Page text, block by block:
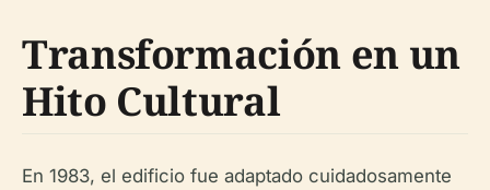
Transformación en un
Hito Cultural
En 1983, el edificio fue adaptado cuidadosamente